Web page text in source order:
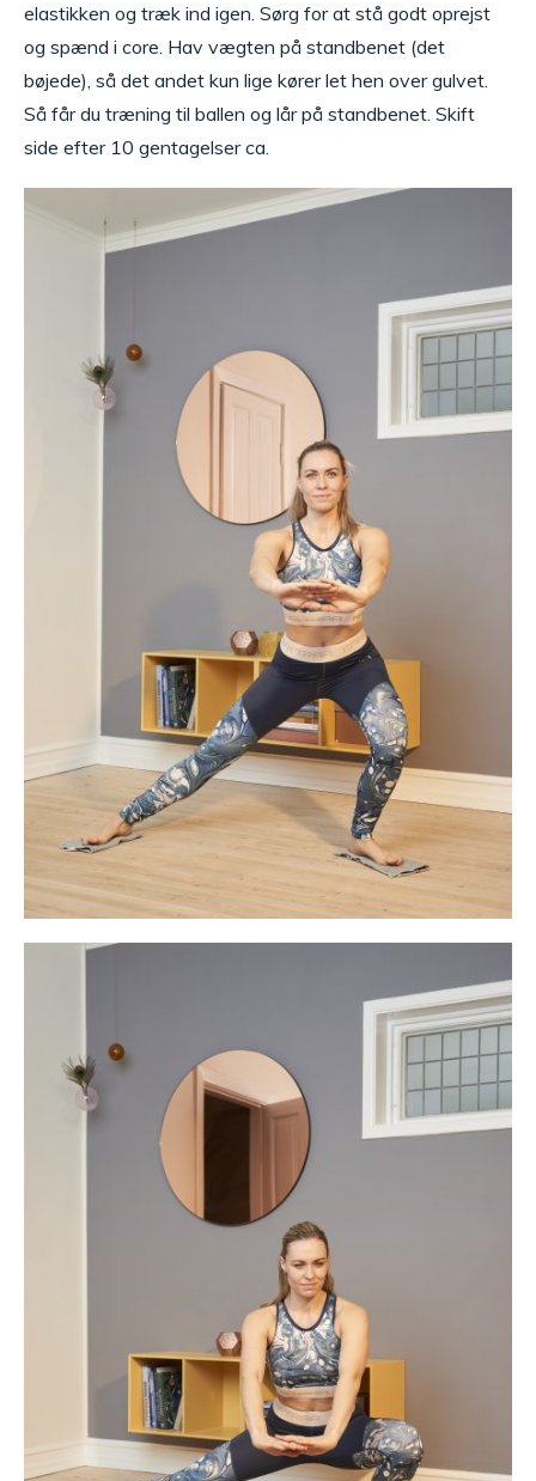
elastikken og træk ind igen. Sørg for at stå godt oprejst
og spænd i core. Hav vægten på standbenet (det
bøjede), så det andet kun lige kører let hen over gulvet.
Så får du træning til ballen og lår på standbenet. Skift
side efter 10 gentagelser ca.